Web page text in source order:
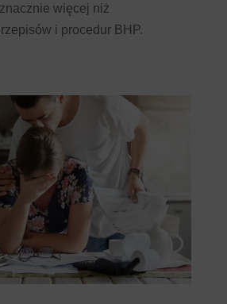
więcej niż
i procedur BHP.